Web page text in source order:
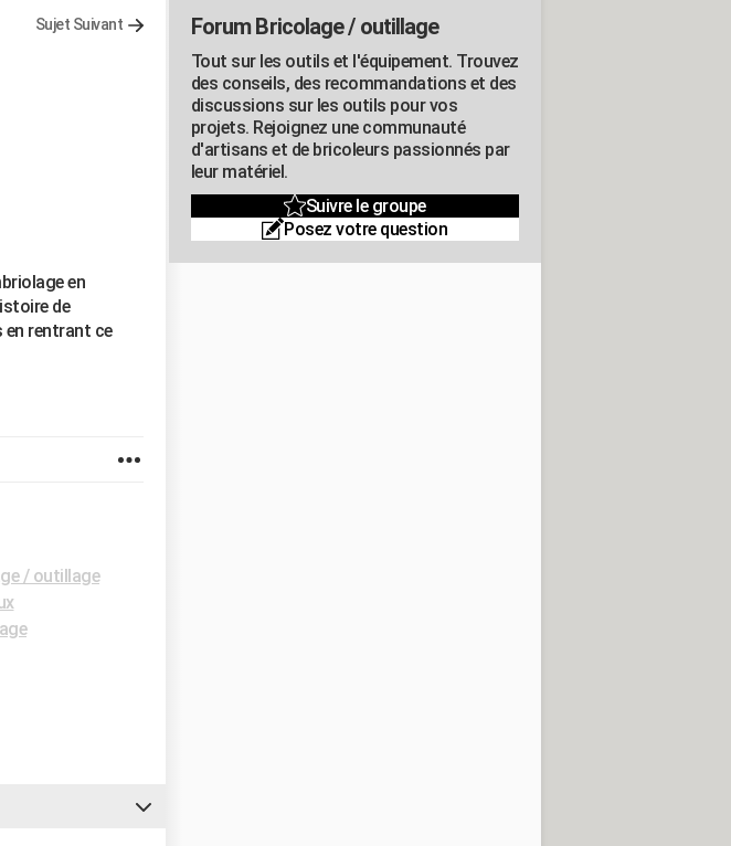
Sujet Suivant
en
de
en rentrant ce
/ outillage
Forum Bricolage / outillage
Tout sur les outils et l'équipement. Trouvez
des conseils, des recommandations et des
discussions sur les outils pour vos
projets. Rejoignez une communauté
d'artisans et de bricoleurs passionnés par
leur matériel.
Suivre le groupe
Posez votre question